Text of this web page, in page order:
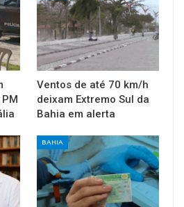
Ventos de até 70 km/h
deixam Extremo Sul da
Bahia em alerta
BAHIA